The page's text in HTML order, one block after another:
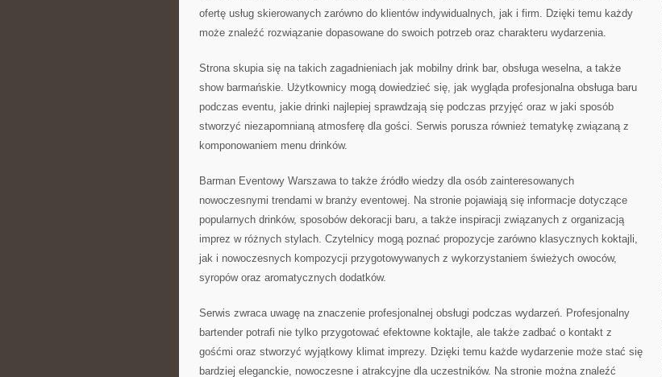
ofertę usług skierowanych zarówno do klientów indywidualnych, jak i firm. Dzięki temu każdy
może znaleźć rozwiązanie dopasowane do swoich potrzeb oraz charakteru wydarzenia.
Strona skupia się na takich zagadnieniach jak mobilny drink bar, obsługa weselna, a także
show barmańskie. Użytkownicy mogą dowiedzieć się, jak wygląda profesjonalna obsługa baru
podczas eventu, jakie drinki najlepiej sprawdzają się podczas przyjęć oraz w jaki sposób
stworzyć niezapomnianą atmosferę dla gości. Serwis porusza również tematykę związaną z
komponowaniem menu drinków.
Barman Eventowy Warszawa to także źródło wiedzy dla osób zainteresowanych
nowoczesnymi trendami w branży eventowej. Na stronie pojawiają się informacje dotyczące
popularnych drinków, sposobów dekoracji baru, a także inspiracji związanych z organizacją
imprez w różnych stylach. Czytelnicy mogą poznać propozycje zarówno klasycznych koktajli,
jak i nowoczesnych kompozycji przygotowywanych z wykorzystaniem świeżych owoców,
syropów oraz aromatycznych dodatków.
Serwis zwraca uwagę na znaczenie profesjonalnej obsługi podczas wydarzeń. Profesjonalny
bartender potrafi nie tylko przygotować efektowne koktajle, ale także zadbać o kontakt z
gośćmi oraz stworzyć wyjątkowy klimat imprezy. Dzięki temu każde wydarzenie może stać się
bardziej eleganckie, nowoczesne i atrakcyjne dla uczestników. Na stronie można znaleźć